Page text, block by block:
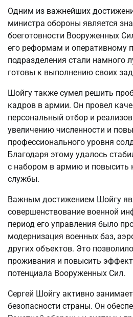
Одним из важнейших
министра обороны является
боеготовности Вооруженных
его реформам и оперативному
подразделения стали намного
готовы к выполнению своих
Шойгу также сумел решить
кадров в армии. Он провел
персональный отбор и
увеличению численности и
профессионального уровня
Благодаря этому удалось
с набором в армию и повысить
службы.
Важным достижением Шойгу
совершенствование военной
период его управления было
модернизация военных баз,
других объектов. Это
проживания и повысить
потенциала Вооруженных Сил.
Сергей Шойгу активно
безопасности страны. Он